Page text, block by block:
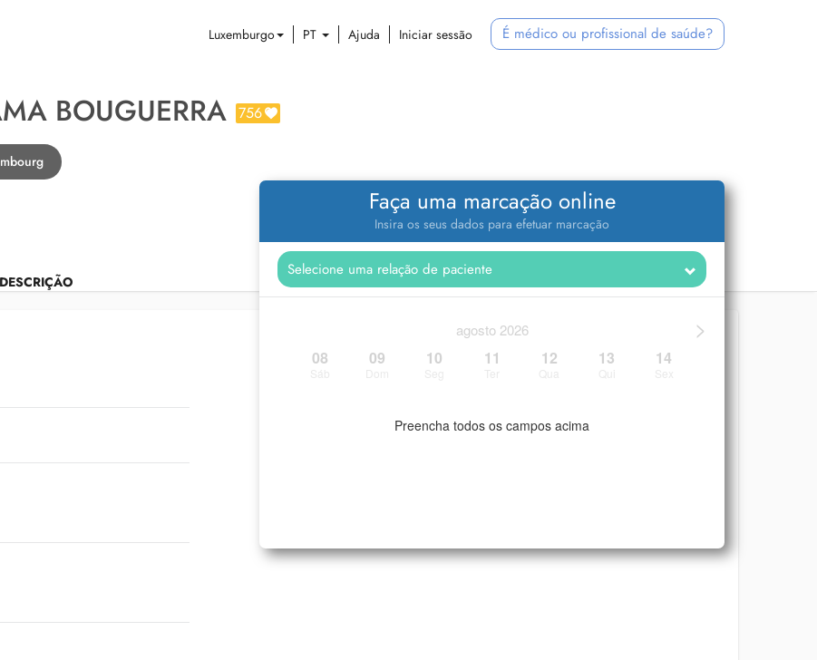
Luxemburgo PT Ajuda Iniciar sessão É médico ou profissional de saúde?
BOUGUERRA 756
DESCRIÇÃO
Faça uma marcação online
Insira os seus dados para efetuar marcação
>
agosto 2026
08 09 10 11 12 13 14
Preencha todos os campos acima